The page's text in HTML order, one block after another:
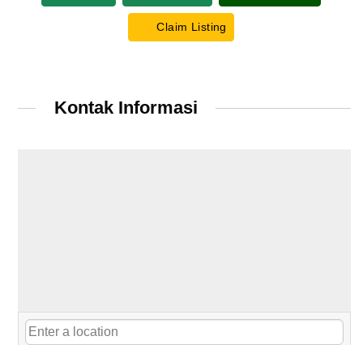
Claim Listing
Kontak Informasi